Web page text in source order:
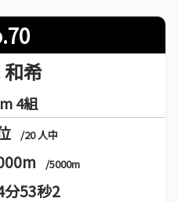
希
4組
/20 人中
/5000m
分53秒2